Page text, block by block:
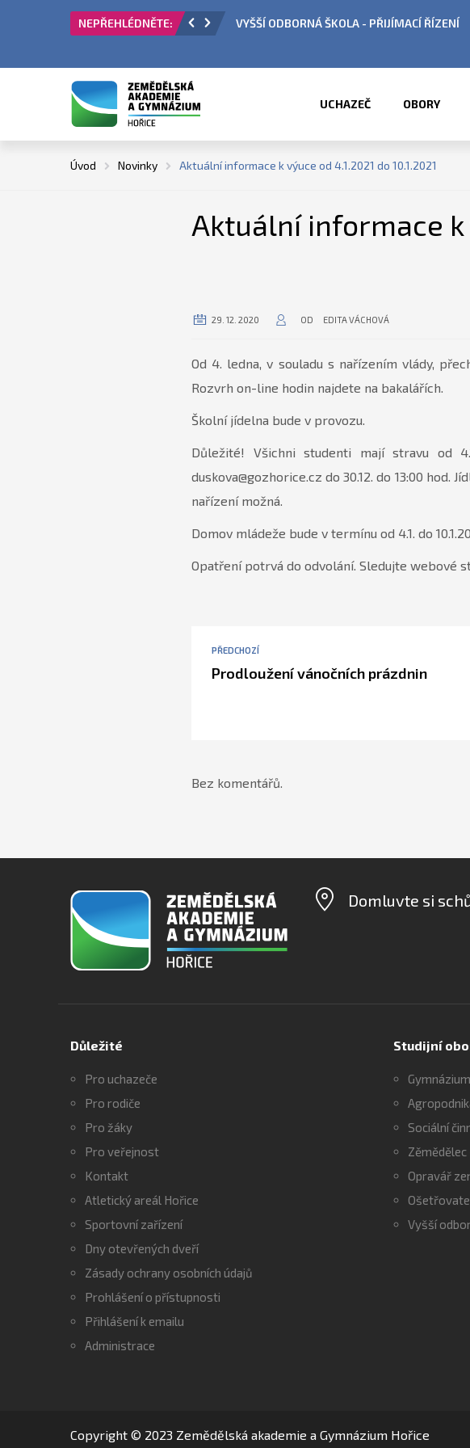
VYŠŠÍ ODBORNÁ ŠKOLA - PŘIJÍMACÍ ŘÍZENÍ
UCHAZEČ OBORY
Úvod Novinky Aktuální informace k výuce od 4.1.2021 do 10.1.2021
Aktuální informace k
29. 12. 2020 OD EDITA VÁCHOVÁ
Od 4. ledna, v souladu s nařízením vlády,
Rozvrh on-line hodin najdete na bakalářích.
Školní jídelna bude v provozu.
Důležité! Všichni studenti mají stravu od
duskova@gozhorice.cz do 30.12. do 13:00
nařízení možná.
Domov mládeže bude v termínu od 4.1. do
Opatření potrvá do odvolání. Sledujte webové
PŘEDCHOZÍ
Prodloužení vánočních prázdnin
Bez komentářů.
Domluvte si
Důležité
Pro uchazeče
Pro rodiče
Pro žáky
Pro veřejnost
Kontakt
Atletický areál Hořice
Sportovní zařízení
Dny otevřených dveří
Zásady ochrany osobních údajů
Prohlášení o přístupnosti
Přihlášení k emailu
Administrace
Studijní
Gymnázium
Sociální
Opravář
Vyšší
Copyright © 2023 Zemědělská akademie a Gymnázium Hořice